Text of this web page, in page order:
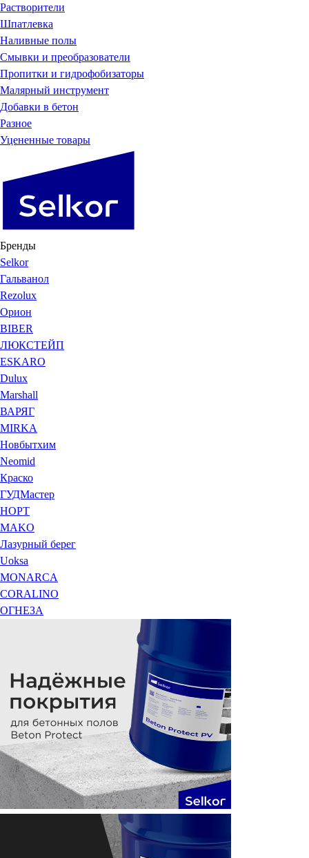
Растворители
Шпатлевка
Наливные полы
Смывки и преобразователи
Пропитки и гидрофобизаторы
Малярный инструмент
Добавки в бетон
Разное
Уцененные товары
Бренды
Selkor
Гальванол
Rezolux
Орион
BIBER
ЛЮКСТЕЙП
ESKARO
Dulux
Marshall
ВАРЯГ
MIRKA
Новбытхим
Neomid
Краско
ГУДМастер
НОРТ
MAKO
Лазурный берег
Uoksa
MONARCA
CORALINO
ОГНЕЗА